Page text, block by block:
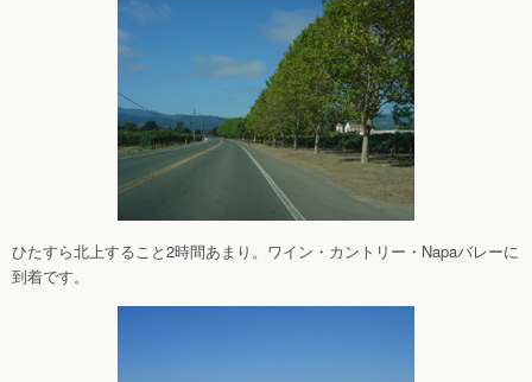
ひたすら北上すること2時間あまり。ワイン・カントリー・Napaバレーに
到着です。